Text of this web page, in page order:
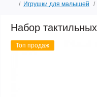
Игрушки для малышей
Набор
Топ продаж